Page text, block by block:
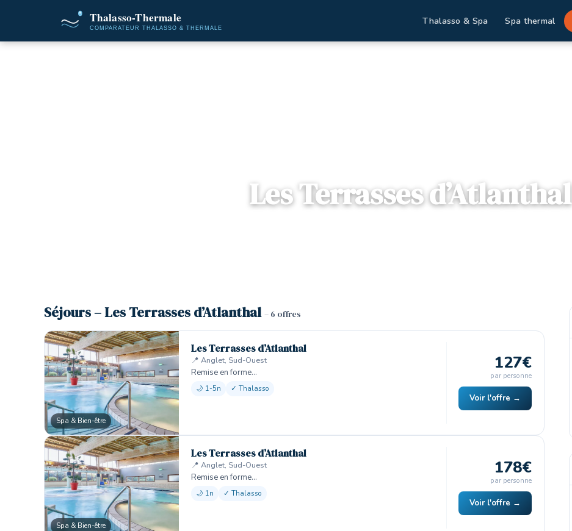
Thalasso & Spa Spa thermal
Les Terrasses d’Atlanthal
Séjours – Les Terrasses d’Atlanthal – 6 offres
Spa & Bien-être
Les Terrasses d’Atlanthal
📍 Anglet, Sud-Ouest
Remise en forme…
🌙 1-5n ✓ Thalasso
127€
par personne
Voir l'offre →
Spa & Bien-être
Les Terrasses d’Atlanthal
📍 Anglet, Sud-Ouest
Remise en forme…
🌙 1n ✓ Thalasso
178€
par personne
Voir l'offre →